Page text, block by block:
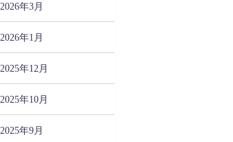
2026年3月
2026年1月
2025年12月
2025年10月
2025年9月